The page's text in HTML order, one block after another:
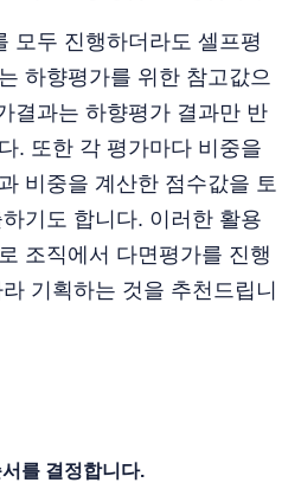
모두 진행하더라도 셀프평
하향평가를 위한 참고값으
결과는 하향평가 결과만 반
. 또한 각 평가마다 비중을
비중을 계산한 점수값을 토
기도 합니다. 이러한 활용
조직에서 다면평가를 진행
기획하는 것을 추천드립니
를 결정합니다.